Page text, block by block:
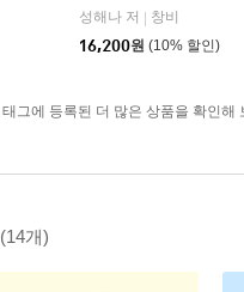
성해나 저
창비
16,200원 (10% 할인)
그에 등록된 더 많은 상품을 확인해
(14개)